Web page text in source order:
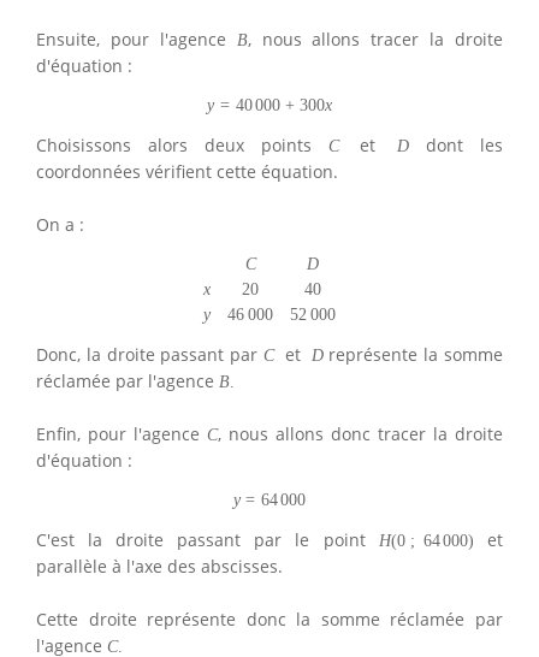
Ensuite, pour l'agence B, nous allons tracer la droite
d'équation :
y = 40000 + 300x
Choisissons alors deux points C et D
dont les
coordonnées vérifient cette équation.
On a :
C
D
x
20
40
y
46 000 52 000
Donc, la droite passant par C et Dreprésente la somme
réclamée par l'agence B.
Enfin, pour l'agence C, nous allons donc tracer la droite
d'équation :
y = 64000
C'est la droite passant par le point H(0 ; 64000)
et
parallèle à l'axe des abscisses.
Cette droite représente donc la somme réclamée par
l'agence C.